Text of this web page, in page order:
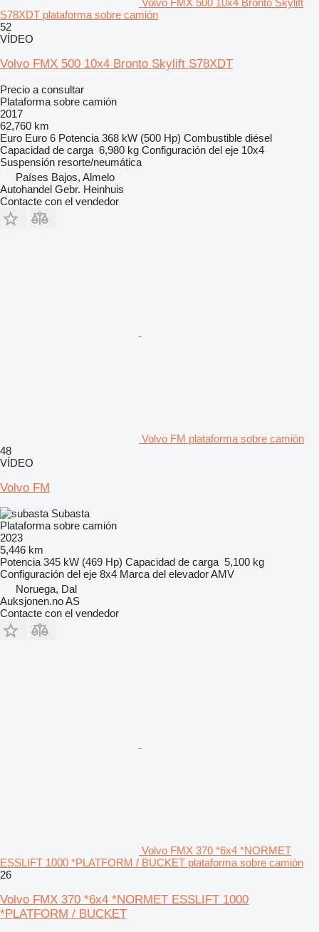
S78XDT plataforma sobre camión
52
VÍDEO
Volvo FMX 500 10x4 Bronto Skylift S78XDT
Precio a consultar
Plataforma sobre camión
2017
62,760 km
Euro Euro 6 Potencia 368 kW (500 Hp) Combustible diésel
Capacidad de carga 6,980 kg Configuración del eje 10x4
Suspensión resorte/neumática
Países Bajos, Almelo
Autohandel Gebr. Heinhuis
Contacte con el vendedor
Volvo FM plataforma sobre camión
48
VÍDEO
Volvo FM
Subasta
Plataforma sobre camión
2023
5,446 km
Potencia 345 kW (469 Hp) Capacidad de carga 5,100 kg
Configuración del eje 8x4 Marca del elevadorAMV
Noruega, Dal
Auksjonen.no AS
Contacte con el vendedor
Volvo FMX 370 *6x4 *NORMET
ESSLIFT 1000 *PLATFORM / BUCKET plataforma sobre camión
26
Volvo FMX 370 *6x4 *NORMET ESSLIFT 1000
*PLATFORM / BUCKET